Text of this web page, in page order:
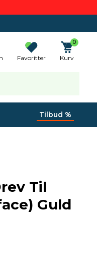
Favoritter
0
Kurv
Tilbud %
Til
Guld